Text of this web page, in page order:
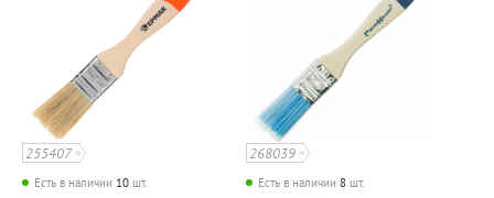
255407
Есть в наличии 10 шт.
268039
Есть в наличии 8 шт.